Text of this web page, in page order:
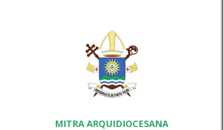
MITRA ARQUIDIOCESANA